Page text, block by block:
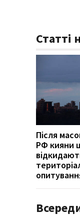
Статті
Після
РФ кияни